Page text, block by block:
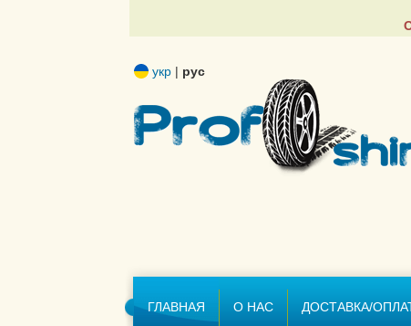
укр | рус
ГЛАВНАЯ О НАС ДОСТАВКА/